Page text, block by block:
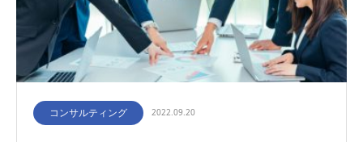
コンサルティング 2022.09.20